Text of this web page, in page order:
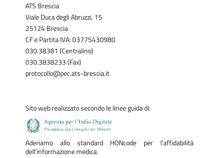
ATS Brescia
Viale Duca degli Abruzzi, 15
25124 Brescia
CF e Partita IVA: 03775430980
030.38381 (Centralino)
030.3838233 (Fax)
protocollo@pec.ats-brescia.it
Sito web realizzato secondo le linee guida di:
Aderiamo allo standard HONcode per l'affidabilità
dell'informazione medica.